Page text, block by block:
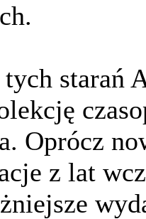
starań
Oprócz
z lat